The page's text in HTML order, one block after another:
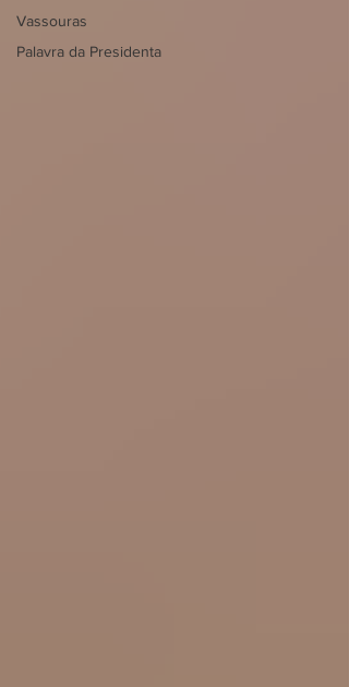
Vassouras
Palavra da Presidenta